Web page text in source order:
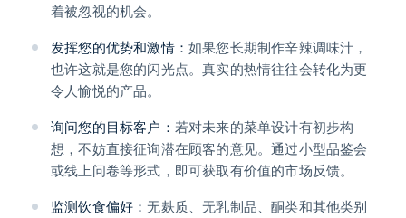
着被忽视的机会。
发挥您的优势和激情： 如果您长期制作辛辣调味汁，
也许这就是您的闪光点。真实的热情往往会转化为更
令人愉悦的产品。
询问您的目标客户： 若对未来的菜单设计有初步构
想，不妨直接征询潜在顾客的意见。通过小型品鉴会
或线上问卷等形式，即可获取有价值的市场反馈。
监测饮食偏好：无麸质、无乳制品、酮类和其他类别